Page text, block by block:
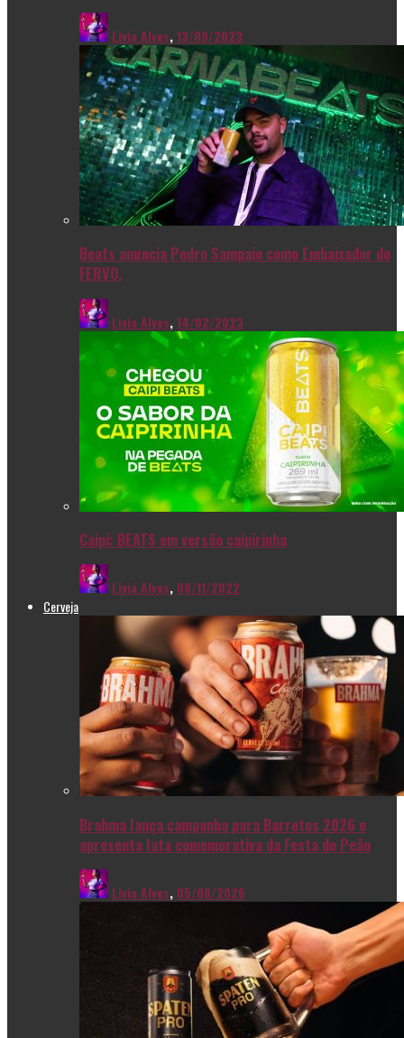
Livia Alves,13/09/2023
Beats anuncia Pedro Sampaio como Embaixador do
FERVO.
Livia Alves,14/02/2023
Caipi: BEATS em versão caipirinha
Livia Alves, 08/11/2022
Cerveja
Brahma lança campanha para Barretos 2026 e
apresenta lata comemorativa da Festa do Peão
Livia Alves, 05/08/2026